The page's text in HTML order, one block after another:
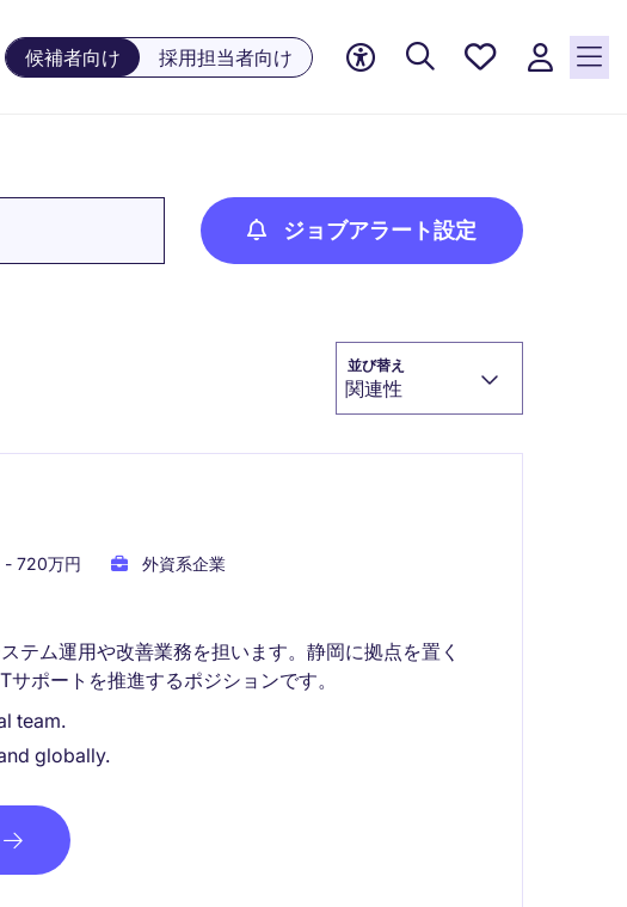
候補者向け 採用担当者向け
お気に
リスト
に保存
されて
ジョブアラート設定
並び替え
関連性
- 720万円
外資系企業
テム運用や改善業務を担います。静岡に拠点を置く
ポートを推進するポジションです。
team.
globally.